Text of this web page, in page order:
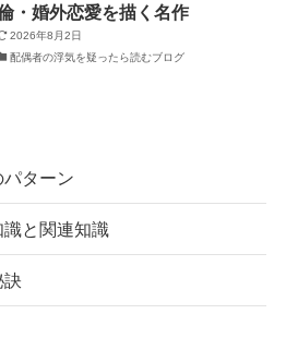
・婚外恋愛を描く名作
2026年8月2日
配偶者の浮気を疑ったら読むブログ
ターン
と関連知識
訣